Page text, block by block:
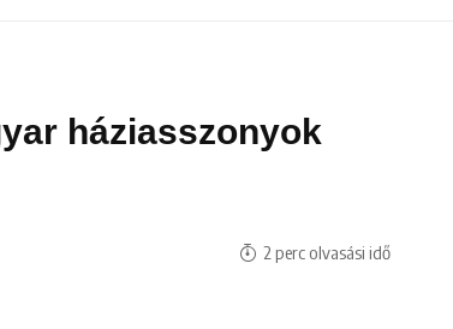
háziasszonyok
2 perc olvasási idő